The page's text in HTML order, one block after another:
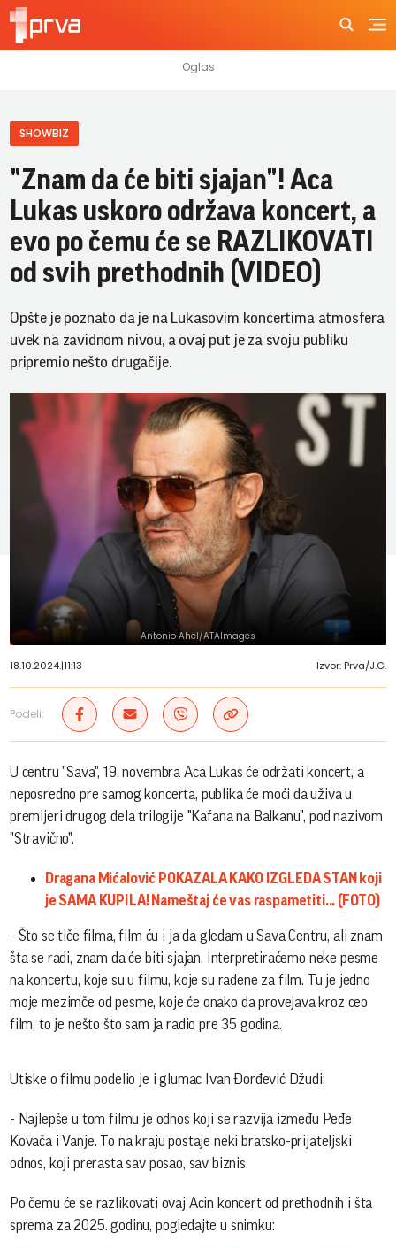
SHOWBIZ
"Znam da će biti sjajan"! Aca
Lukas uskoro održava koncert, a
evo po čemu će se RAZLIKOVATI
od svih prethodnih (VIDEO)
Opšte je poznato da je na Lukasovim koncertima atmosfera
uvek na zavidnom nivou, a ovaj put je za svoju publiku
pripremio nešto drugačije.
Antonio Ahel/ATAImages
18.10.2024.|11:13 Izvor: Prva/J.G.
Podeli:
U centru "Sava", 19. novembra Aca Lukas će održati koncert, a
neposredno pre samog koncerta, publika će moći da uživa u
premijeri drugog dela trilogije "Kafana na Balkanu", pod nazivom
"Stravično".
Dragana Mićalović POKAZALA KAKO IZGLEDA STAN koji
je SAMA KUPILA! Nameštaj će vas raspametiti... (FOTO)
- Što se tiče filma, film ću i ja da gledam u Sava Centru, ali znam
šta se radi, znam da će biti sjajan. Interpretiraćemo neke pesme
na koncertu, koje su u filmu, koje su rađene za film. Tu je jedno
moje mezimče od pesme, koje će onako da provejava kroz ceo
film, to je nešto što sam ja radio pre 35 godina.
Utiske o filmu podelio je i glumac Ivan Đorđević Džudi:
- Najlepše u tom filmu je odnos koji se razvija između Peđe
Kovača i Vanje. To na kraju postaje neki bratsko-prijateljski
odnos, koji prerasta sav posao, sav biznis.
Po čemu će se razlikovati ovaj Acin koncert od prethodnih i šta
sprema za 2025. godinu, pogledajte u snimku: